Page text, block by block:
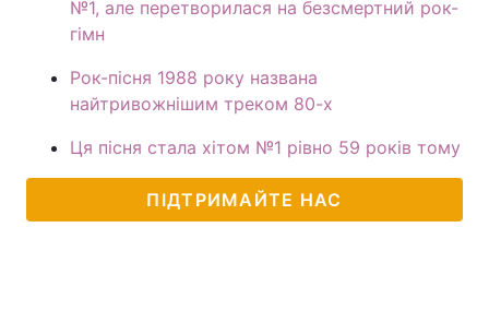
№1, але перетворилася на безсмертний рок-
гімн
Рок-пісня 1988 року названа
найтривожнішим треком 80-х
Ця пісня стала хітом №1 рівно 59 років тому
ПІДТРИМАЙТЕ НАС